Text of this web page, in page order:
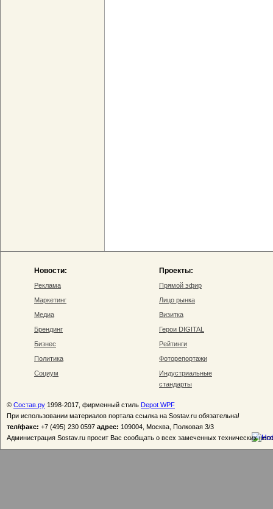
Новости:
Реклама
Маркетинг
Медиа
Брендинг
Бизнес
Политика
Социум
Проекты:
Прямой эфир
Лицо рынка
Визитка
Герои DIGITAL
Рейтинги
Фоторепортажи
Индустриальные
стандарты
© Состав.ру 1998-2017, фирменный стиль Depot WPF
При использовании материалов портала ссылка на Sostav.ru обязательна!
тел/факс: +7 (495) 230 0597 адрес: 109004, Москва, Полковая 3/3
Администрация Sostav.ru просит Вас сообщать о всех замеченных технических